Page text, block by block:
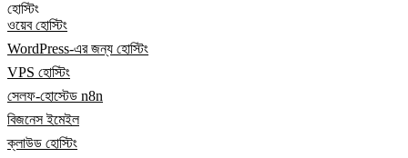
হোস্টিং
ওয়েব হোস্টিং
WordPress-এর জন্য হোস্টিং
VPS হোস্টিং
সেলফ-হোস্টেড n8n
বিজনেস ইমেইল
ক্লাউড হোস্টিং